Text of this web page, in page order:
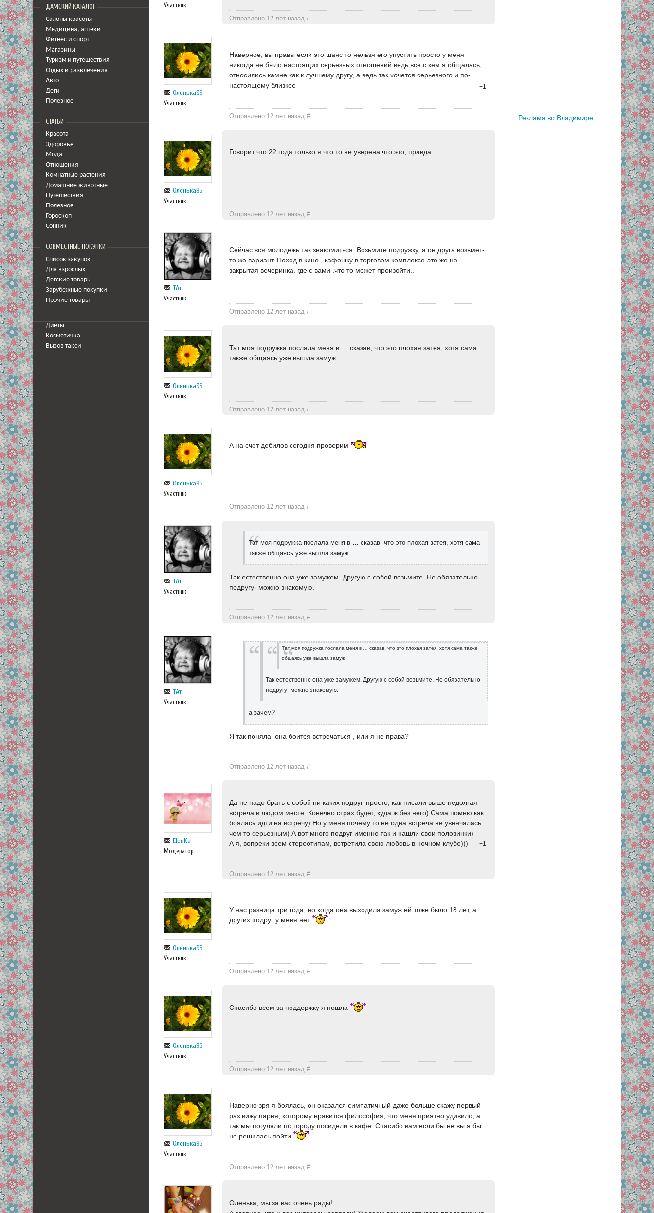
ДАМСКИЙ КАТАЛОГ
Салоны красоты
Медицина, аптеки
Фитнес и спорт
Магазины
Туризм и путешествия
Отдых и развлечения
Авто
Дети
Полезное
СТАТЬИ
Красота
Здоровье
Мода
Отношения
Комнатные растения
Домашние животные
Путешествия
Полезное
Гороскоп
Сонник
СОВМЕСТНЫЕ ПОКУПКИ
Список закупок
Для взрослых
Детские товары
Зарубежные покупки
Прочие товары
Диеты
Косметичка
Вызов такси
Участник
Отправлено 12 лет назад#
Оленька95
Участник
Наверное, вы правы если это шанс то нельзя его упустить просто у меня
никогда не было настоящих серьезных отношений ведь все с кем я общалась,
относились камне как к лучшему другу, а ведь так хочется серьезного и по-
настоящему близкое
Отправлено 12 лет назад#
+1
Оленька95
Участник
Говорит что 22 года только я что то не уверена что это, правда
Отправлено 12 лет назад#
ТАт
Участник
Сейчас вся молодежь так знакомиться. Возьмите подружку, а он друга возьмет-
то же вариант. Поход в кино , кафешку в торговом комплексе-это же не
закрытая вечеринка. где с вами .что то может произойти..
Отправлено 12 лет назад#
Оленька95
Участник
Тат моя подружка послала меня в … сказав, что это плохая затея, хотя сама
также общаясь уже вышла замуж
Отправлено 12 лет назад#
Оленька95
Участник
А на счет дебилов сегодня проверим
Отправлено 12 лет назад#
ТАт
Участник
Тат моя подружка послала меня в … сказав, что это плохая затея, хотя сама
также общаясь уже вышла замуж
Так естественно она уже замужем. Другую с собой возьмите. Не обязательно
подругу- можно знакомую.
Отправлено 12 лет назад#
ТАт
Участник
Тат моя подружка послала меня в … сказав, что это плохая затея, хотя сама также
общаясь уже вышла замуж
Так естественно она уже замужем. Другую с собой возьмите. Не обязательно
подругу- можно знакомую.
а зачем?
Я так поняла, она боится встречаться , или я не права?
Отправлено 12 лет назад#
ElenKa
Модератор
Да не надо брать с собой ни каких подруг, просто, как писали выше недолгая
встреча в людом месте. Конечно страх будет, куда ж без него) Сама помню как
боялась идти на встречу) Но у меня почему то не одна встреча не увенчалась
чем то серьезным) А вот много подруг именно так и нашли свои половинки)
А я, вопреки всем стереотипам, встретила свою любовь в ночном клубе)))
Отправлено 12 лет назад#
+1
Оленька95
Участник
У нас разница три года, но когда она выходила замуж ей тоже было 18 лет, а
других подруг у меня нет
Отправлено 12 лет назад#
Оленька95
Участник
Спасибо всем за поддержку я пошла
Отправлено 12 лет назад#
Оленька95
Участник
Наверно зря я боялась, он оказался симпатичный даже больше скажу первый
раз вижу парня, которому нравится философия, что меня приятно удивило, а
так мы погуляли по городу посидели в кафе. Спасибо вам если бы не вы я бы
не решилась пойти
Отправлено 12 лет назад#
Оленька, мы за вас очень рады!
Реклама во Владимире